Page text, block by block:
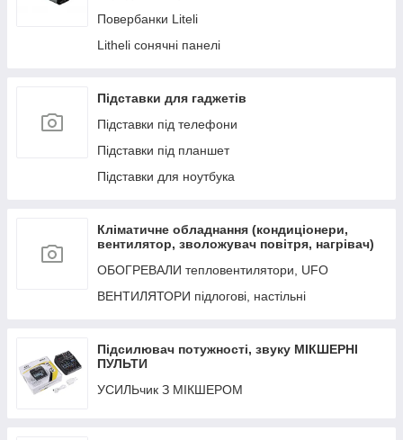
Flextail подушки
Повербанки Liteli
Litheli сонячні панелі
Підставки для гаджетів
Підставки під телефони
Підставки під планшет
Підставки для ноутбука
Кліматичне обладнання (кондиціонери,
вентилятор, зволожувач повітря, нагрівач)
ОБОГРЕВАЛИ тепловентилятори, UFO
ВЕНТИЛЯТОРИ підлогові, настільні
Підсилювач потужності, звуку МІКШЕРНІ
ПУЛЬТИ
УСИЛЬчик З МІКШЕРОМ